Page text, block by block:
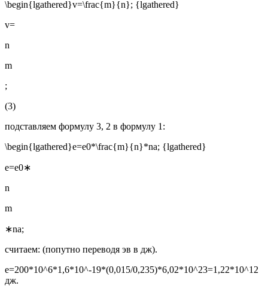
\begin{lgathered}v=\frac{m}{n}; {lgathered}
v=
n
m
;
(3)
подставляем формулу 3, 2 в формулу 1:
\begin{lgathered}e=e0*\frac{m}{n}*na; {lgathered}
e=e0∗
n
m
∗na;
считаем: (попутно переводя эв в дж).
e=200*10^6*1,6*10^-19*(0,015/0,235)*6,02*10^23=1,22*10^12
дж.